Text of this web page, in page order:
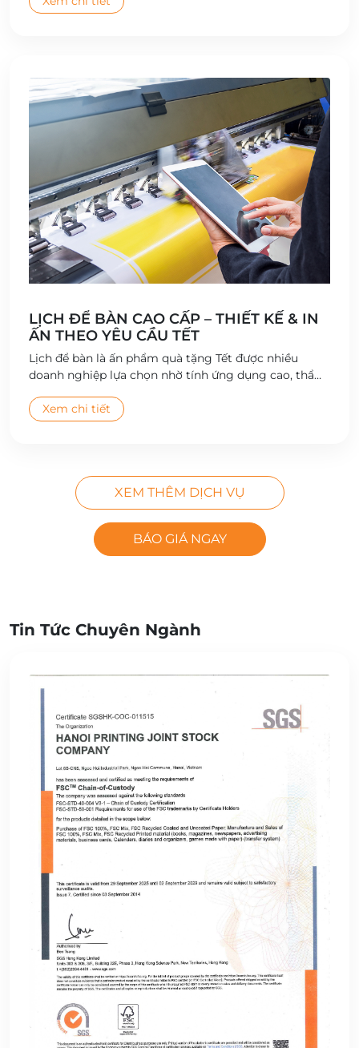
LỊCH ĐỂ BÀN CAO CẤP – THIẾT KẾ & IN
ẤN THEO YÊU CẦU TẾT
Lịch để bàn là ấn phẩm quà tặng Tết được nhiều
doanh nghiệp lựa chọn nhờ tính ứng dụng cao, thẩm
Công ty Cổ phần In Hà Nội cung cấp dịch vụ thiết kế
và in lịch để bàn theo yêu cầu, đa dạng mẫu mã, chất
Xem chi tiết
XEM THÊM DỊCH VỤ
BÁO GIÁ NGAY
Tin Tức Chuyên Ngành